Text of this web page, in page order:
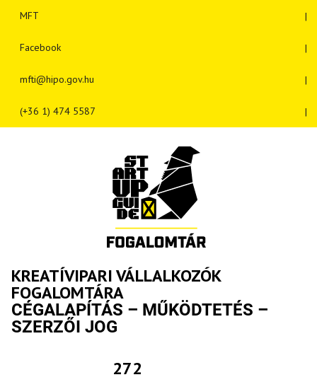
MFT
Facebook
mfti@hipo.gov.hu
(+36 1) 474 5587
KREATÍVIPARI VÁLLALKOZÓK
FOGALOMTÁRA
CÉGALAPÍTÁS – MŰKÖDTETÉS –
SZERZŐI JOG
272